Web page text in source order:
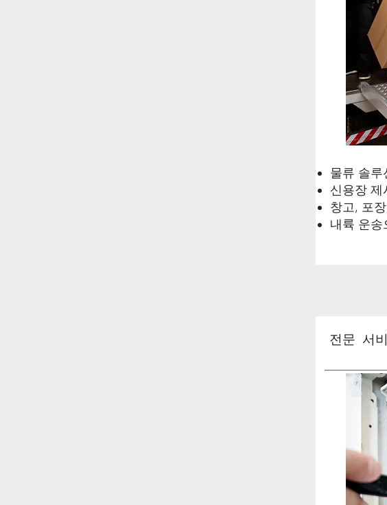
물류 솔루
신용장 제
창고, 포
내륙 운송
전문 서